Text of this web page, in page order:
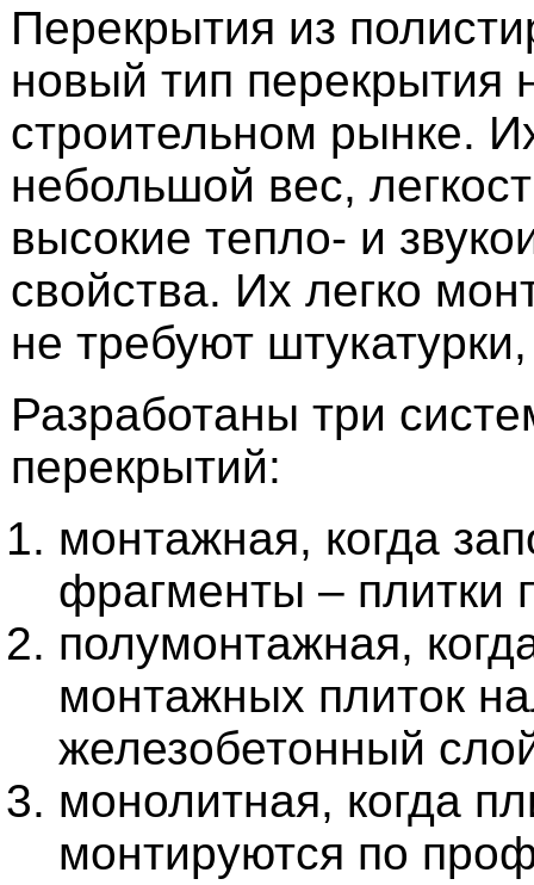
Перекрытия из
новый тип перекрытия
строительном рынке.
небольшой вес,
высокие тепло- и
свойства. Их легко
не требуют
Разработаны три
перекрытий:
монтажная, когда
фрагменты – плитки
полумонтажная,
монтажных плиток
железобетонный
монолитная, когда
монтируются по